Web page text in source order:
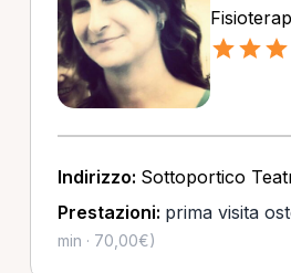
Indirizzo: Sottoportico
Prestazioni: prima visita
min · 70,00€)